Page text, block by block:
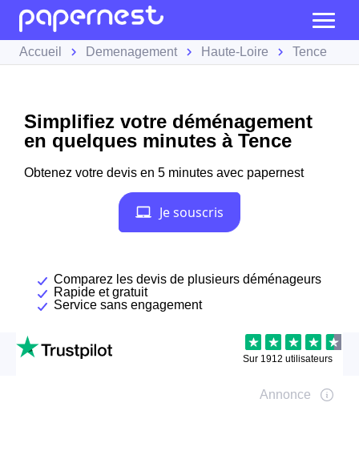
Accueil Demenagement Haute-Loire Tence